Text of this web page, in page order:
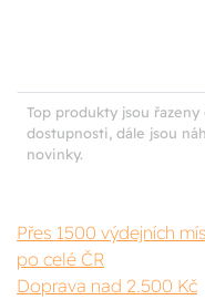
Top produkty jsou
dostupnosti, dále jsou
novinky.
Přes 1500 výdejních
po celé ČR
Doprava nad 2.500 Kč